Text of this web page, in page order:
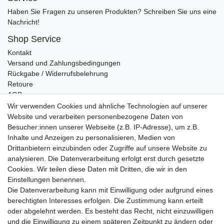
Haben Sie Fragen zu unseren Produkten? Schreiben Sie uns eine
Nachricht!
Shop Service
Kontakt
Versand und Zahlungsbedingungen
Rückgabe / Widerrufsbelehrung
Retoure
AGB
Vertrag widerrufen
Informationen
Datenschutz
Impressum
Wir verschicken klimaneutral mit DPD
Wir verwenden Cookies und ähnliche Technologien auf unserer
Website und verarbeiten personenbezogene Daten von
Besucher:innen unserer Webseite (z.B. IP-Adresse), um z.B.
Inhalte und Anzeigen zu personalisieren, Medien von
Drittanbietern einzubinden oder Zugriffe auf unsere Website zu
analysieren. Die Datenverarbeitung erfolgt erst durch gesetzte
Cookies. Wir teilen diese Daten mit Dritten, die wir in den
Einstellungen benennen.
Die Datenverarbeitung kann mit Einwilligung oder aufgrund eines
berechtigten Interesses erfolgen. Die Zustimmung kann erteilt
oder abgelehnt werden. Es besteht das Recht, nicht einzuwilligen
und die Einwilligung zu einem späteren Zeitpunkt zu ändern oder